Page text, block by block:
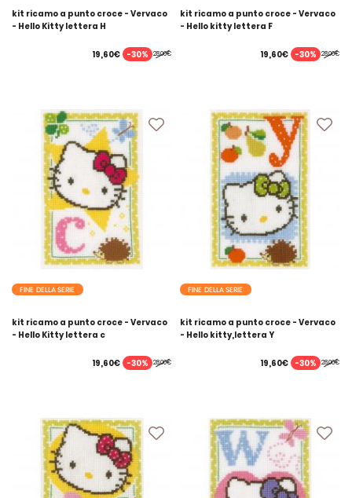
kit ricamo a punto croce - Vervaco
- Hello Kitty lettera H
28,00€
19,60€ -30%
kit ricamo a punto croce - Vervaco
- Hello kitty lettera F
28,00€
19,60€ -30%
FINE DELLA SERIE
kit ricamo a punto croce - Vervaco
- Hello Kitty lettera c
28,00€
19,60€ -30%
FINE DELLA SERIE
kit ricamo a punto croce - Vervaco
- Hello kitty,lettera Y
28,00€
19,60€ -30%